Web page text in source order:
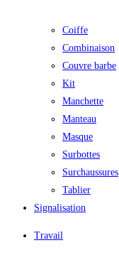
Coiffe
Combinaison
Couvre barbe
Kit
Manchette
Manteau
Masque
Surbottes
Surchaussures
Tablier
Signalisation
Travail